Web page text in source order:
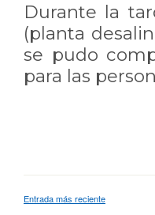
Durante la
(planta
se pudo
para las
Entrada más reciente